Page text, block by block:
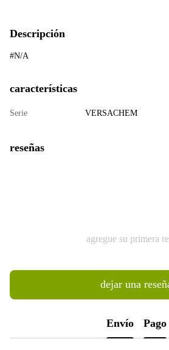
Descripción
#N/A
características
Serie VERSACHEM
reseñas
agregue su primera
dejar una
Envío Pago